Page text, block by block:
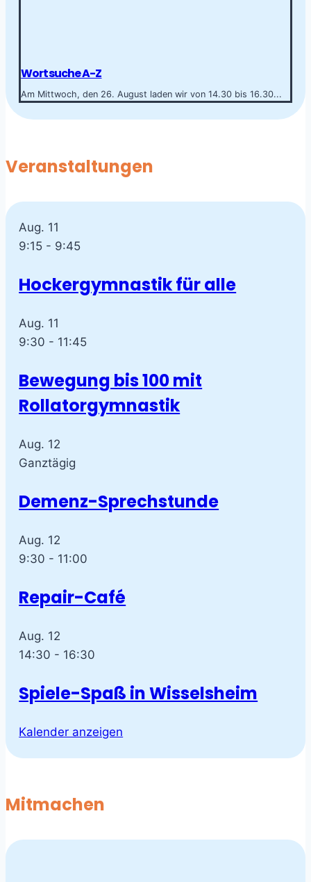
Wortsuche A-Z
Am Mittwoch, den 26. August laden wir von 14.30 bis 16.30...
Veranstaltungen
Aug. 11
9:15 - 9:45
Hockergymnastik für alle
Aug. 11
9:30 - 11:45
Bewegung bis 100 mit
Rollatorgymnastik
Aug. 12
Ganztägig
Demenz-Sprechstunde
Aug. 12
9:30 - 11:00
Repair-Café
Aug. 12
14:30 - 16:30
Spiele-Spaß in Wisselsheim
Kalender anzeigen
Mitmachen